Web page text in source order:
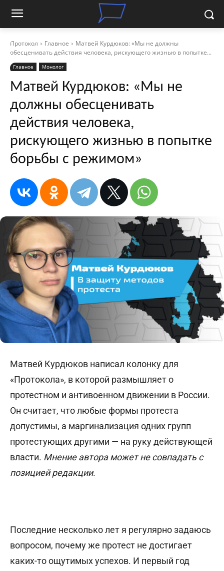
Протокол Главное
Матвей Курдюков: «Мы не должны
обесценивать действия человека, рискующего жизнью в попытке...
Главное Монолог
Матвей Курдюков: «Мы не
должны обесценивать
действия человека,
рискующего жизнью в попытке
борьбы с режимом»
Матвей Курдюков написал колонку для
«Протокола», в которой размышляет о
протестном и антивоенном движении в России.
Он считает, что любые формы протеста
допустимы, а маргинализация одних групп
протестующих другими — на руку действующей
власти. Мнение автора может не совпадать с
позицией редакции.
Последние несколько лет я регулярно задаюсь
вопросом, почему же протест не достигает
каких-то ощутимых успехов. И первый год